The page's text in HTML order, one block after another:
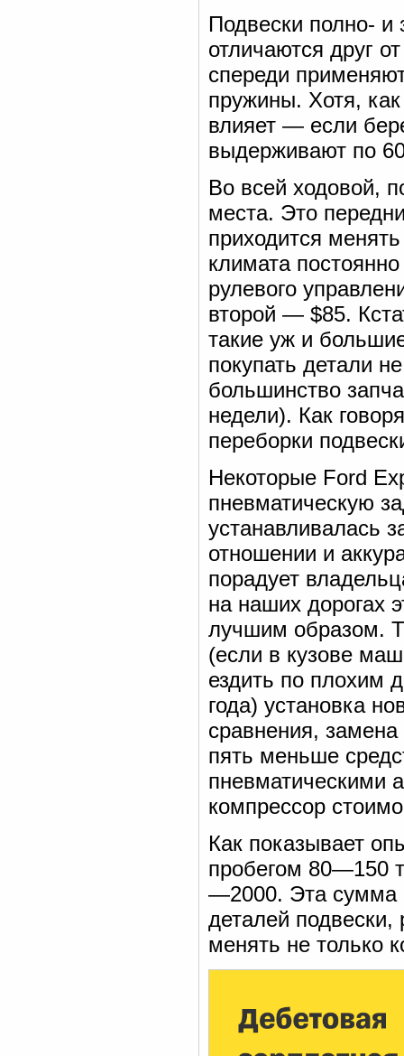
Подвески полно- и
отличаются друг
спереди
пружины. Хотя, как
влияет — если
выдерживают по
Во всей ходовой,
места. Это
приходится
климата
рулевого
второй — $85.
такие уж и
покупать детали
большинство
недели). Как
переборки
Некоторые Ford
пневматическую
устанавливалась
отношении и
порадует
на наших дорогах
лучшим образом.
(если в кузове
ездить по плохим
года) установка
сравнения,
пять меньше
пневматическими
компрессор
Как показывает
пробегом 80—150
—2000. Эта сумма
деталей подвески,
менять не только